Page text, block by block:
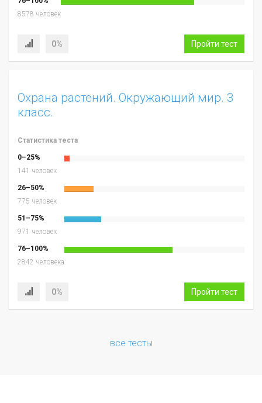
8578 человек
0% Пройти тест
Охрана растений. Окружающий мир. 3
класс.
Статистика теста
0–25%
141 человек
26–50%
775 человек
51–75%
971 человек
76–100%
2842 человека
0% Пройти тест
все тесты